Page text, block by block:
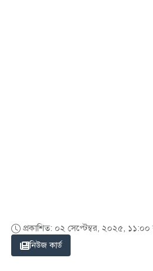
প্রকাশিত: ০২ সেপ্টেম্বর, ২০২৫, ১১:০০
নিউজ কার্ড